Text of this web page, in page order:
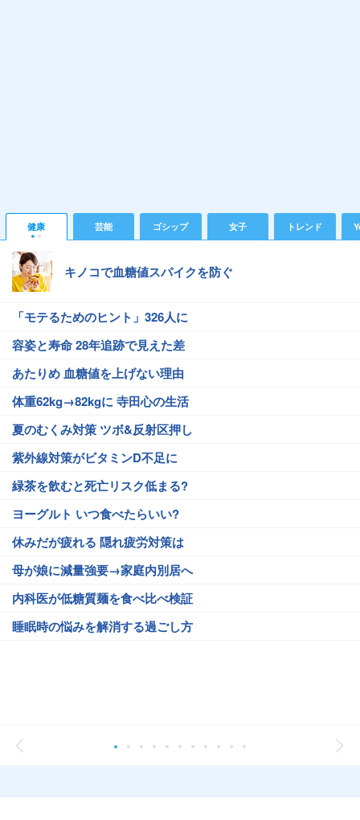
健康 芸能 ゴシップ 女子 トレンド
キノコで血糖値スパイクを防ぐ
「モテるためのヒント」326人に
容姿と寿命 28年追跡で見えた差
あたりめ 血糖値を上げない理由
体重62kg→82kgに 寺田心の生活
夏のむくみ対策 ツボ&反射区押し
紫外線対策がビタミンD不足に
緑茶を飲むと死亡リスク低まる?
ヨーグルト いつ食べたらいい?
休みだが疲れる 隠れ疲労対策は
母が娘に減量強要→家庭内別居へ
内科医が低糖質麺を食べ比べ検証
睡眠時の悩みを解消する過ごし方